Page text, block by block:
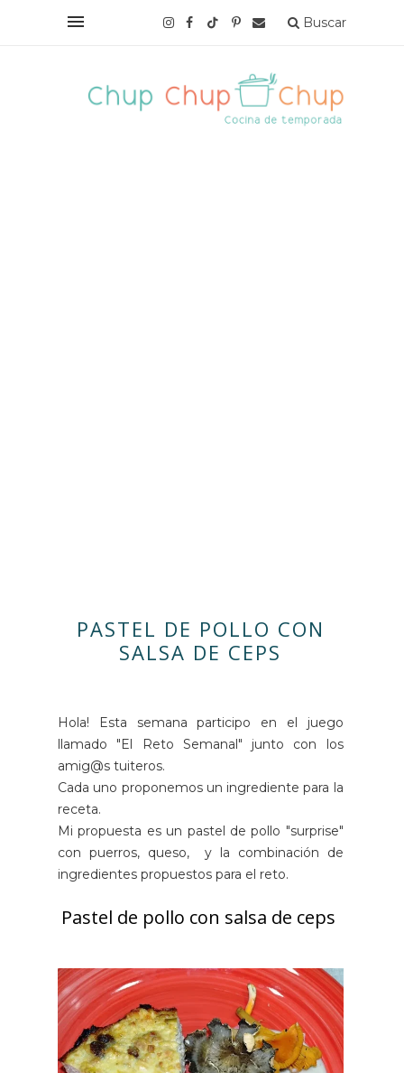
Buscar
PASTEL DE POLLO CON
SALSA DE CEPS
Hola! Esta semana participo en el juego
llamado "El Reto Semanal" junto con los
amig@s tuiteros.
Cada uno proponemos un ingrediente para la
receta.
Mi propuesta es un pastel de pollo "surprise"
con puerros, queso, y la combinación de
ingredientes propuestos para el reto.
Pastel de pollo con salsa de ceps